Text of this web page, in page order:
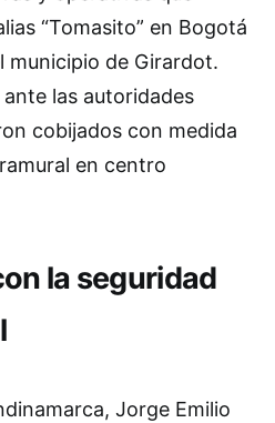
“Tomasito” en Bogotá
municipio de Girardot.
las autoridades
cobijados con medida
en centro
la seguridad
Jorge Emilio